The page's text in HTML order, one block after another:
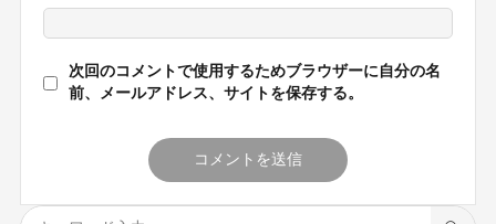
次回のコメントで使用するためブラウザーに自分の名
前、メールアドレス、サイトを保存する。